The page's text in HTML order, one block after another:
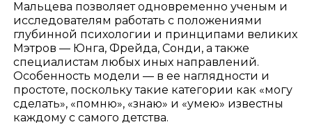
Мальцева позволяет одновременно ученым и
исследователям работать с положениями
глубинной психологии и принципами великих
Мэтров — Юнга, Фрейда, Сонди, а также
специалистам любых иных направлений.
Особенность модели — в ее наглядности и
простоте, поскольку такие категории как «могу
сделать», «помню», «знаю» и «умею» известны
каждому с самого детства.